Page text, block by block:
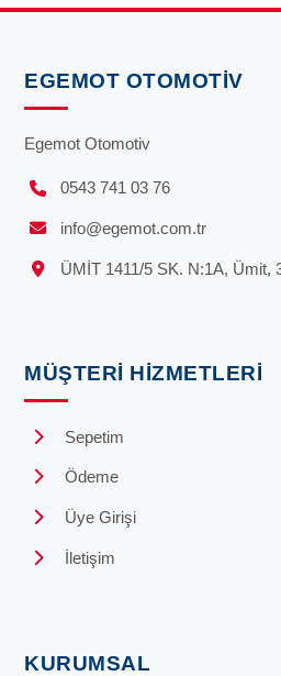
EGEMOT OTOMOTIV
Egemot Otomotiv
0543 741 03 76
info@egemot.com.tr
ÜMİT 1411/5 SK. N:1A, Ümit,
MÜŞTERI HIZMETLERI
Sepetim
Ödeme
Üye Girişi
İletişim
KURUMSAL